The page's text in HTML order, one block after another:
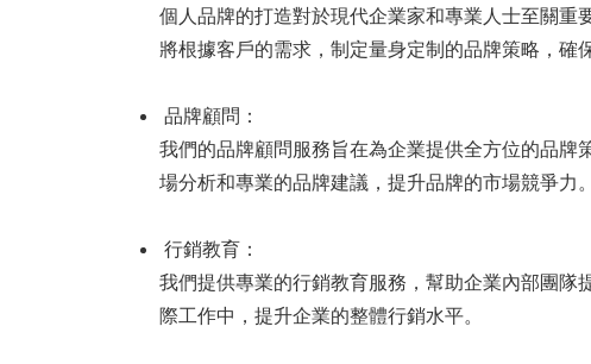
個人品牌的打造對於現代企業家和專業人士至關
將根據客戶的需求，制定量身定制的品牌策略，確
品牌顧問：
我們的品牌顧問服務旨在為企業提供全方位的品
場分析和專業的品牌建議，提升品牌的市場競爭力。
行銷教育：
我們提供專業的行銷教育服務，幫助企業內部團
際工作中，提升企業的整體行銷水平。